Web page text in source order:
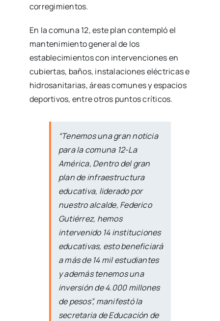
corregimientos.
En la comuna 12, este plan contempló el
mantenimiento general de los
establecimientos con intervenciones en
cubiertas, baños, instalaciones eléctricas e
hidrosanitarias, áreas comunes y espacios
deportivos, entre otros puntos críticos.
“Tenemos una gran noticia
para la comuna 12-La
América, Dentro del gran
plan de infraestructura
educativa, liderado por
nuestro alcalde, Federico
Gutiérrez, hemos
intervenido 14 instituciones
educativas, esto beneficiará
a más de 14 mil estudiantes
y además tenemos una
inversión de 4.000 millones
de pesos”, manifestó la
secretaria de Educación de